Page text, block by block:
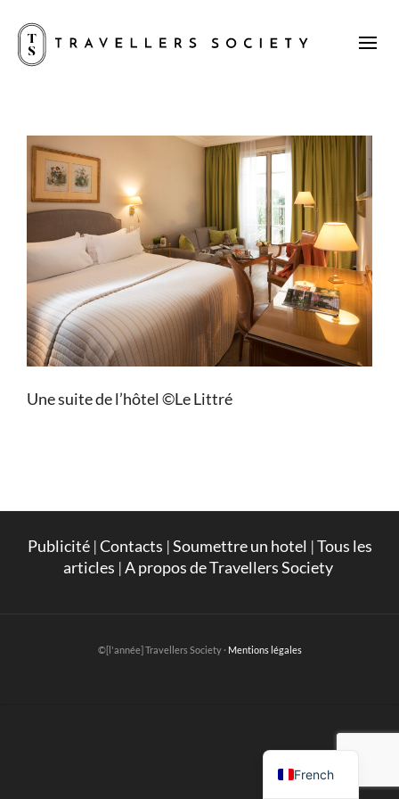
Une suite de l’hôtel ©Le Littré
Publicité|Contacts |Soumettre un hotel |Tous les
articles |A propos de Travellers Society
©[l'année] Travellers Society · Mentions légales
French